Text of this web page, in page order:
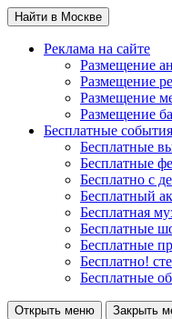
Найти в Москве
Реклама на сайте
Размещение
Размещение
Размещение
Размещение
Бесплатные события
Бесплатные
Бесплатные
Бесплатно с
Бесплатный
Бесплатная
Бесплатные
Бесплатные
Бесплатно!
Бесплатные
Открыть меню Закрыть